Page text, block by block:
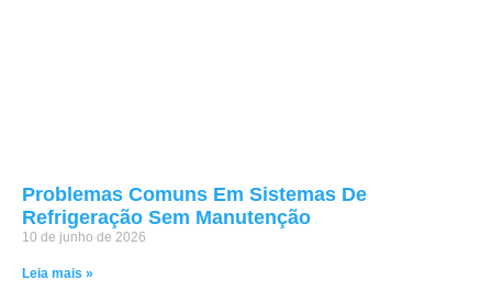
Problemas Comuns Em Sistemas De
Refrigeração Sem Manutenção
10 de junho de 2026
Leia mais »